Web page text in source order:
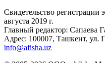
Свидетельство
августа 2019 г.
Главный редактор: Сапаева
Адрес: 100007, Ташкент, ул.
info@afisha.uz